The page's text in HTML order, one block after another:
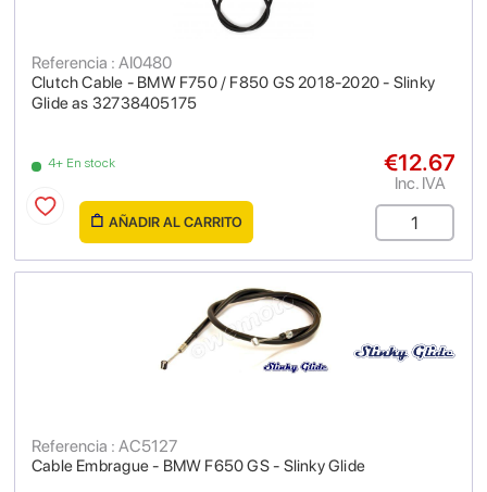
Clutch Cable - BMW F750 / F850 GS 2018-2020 - Slinky
Glide as 32738405175
Referencia : AI0480
4+ En stock €12.67
Inc. IVA
AÑADIR AL CARRITO
Cable Embrague - BMW F650 GS - Slinky Glide
Referencia : AC5127